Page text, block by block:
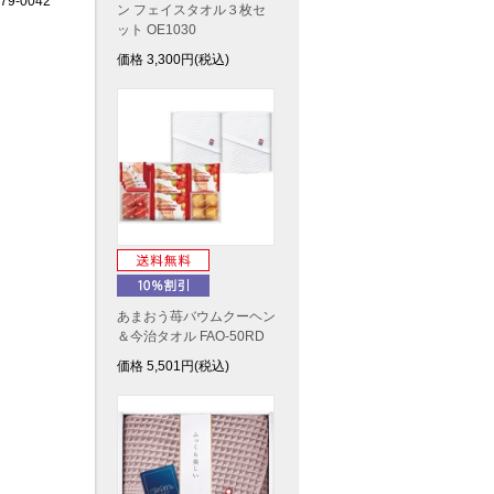
ン フェイスタオル３枚セ
ット OE1030
価格 3,300円(税込)
あまおう苺バウムクーヘン
＆今治タオル FAO-50RD
価格 5,501 円(税込)